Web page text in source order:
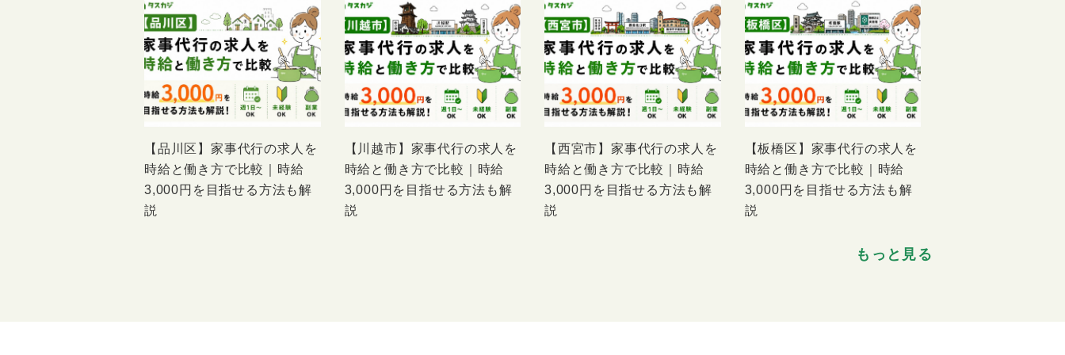
【品川区】家事代行の求人を
時給と働き方で比較｜時給
3,000円を目指せる方法も解
説
【川越市】家事代行の求人を
時給と働き方で比較｜時給
3,000円を目指せる方法も解
説
【西宮市】家事代行の求人を
時給と働き方で比較｜時給
3,000円を目指せる方法も解
説
【板橋区】家事代行の求人を
時給と働き方で比較｜時給
3,000円を目指せる方法も解
説
もっと見る